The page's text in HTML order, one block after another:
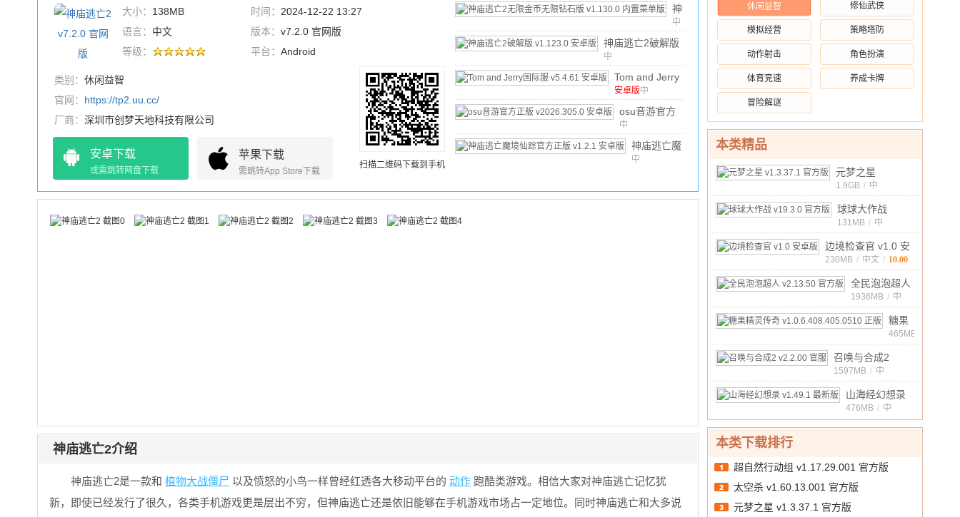
大小： 138MB 时间： 2024-12-22 13:27
语言： 中文 版本： v7.2.0 官网版
等级：
平台： Android
类别： 休闲益智
官网： https://tp2.uu.cc/
厂商： 深圳市创梦天地科技有限公司
安卓下载
或需跳转网盘下载
苹果下载
需跳转App Store下载
神
庙
逃
亡
2
无
金
无
限
版
中
文
10.00
神庙逃亡2破解版
v1.123.0 安卓版
中
文 / 114.79M / 10.00
Tom and Jerry
国际服
安卓版
安卓版中
文 / 1.56G / 10.00
osu音游官方
正版
v2026.305.0
安卓版
中
文 / 238.4M / 10.00
神庙逃亡魔
境仙踪官方
中
扫描二维码下载到手机
神庙逃亡2介绍
神庙逃亡2是一款和 植物大战僵尸 以及愤怒的小鸟一样曾经红透各大移动平台的 动作 跑酷类游戏。相信大家对神庙逃亡记忆犹
新，即使已经发行了很久，各类手机游戏更是层出不穷，但神庙逃亡还是依旧能够在手机游戏市场占一定地位。同时神庙逃亡和大多说
休闲益智 修仙武侠
模拟经营 策略塔防
动作射击 角色扮演
体育竞速 养成卡牌
冒险解谜
本类精品
元梦之星
v1.3.37.1 官方版
1.9GB / 中
文 / 10.00
球球大作战
v19.3.0 官方版
131MB / 中
文 / 10.00
边境检查官 v1.0 安
卓版
230MB / 中文 / 10.00
全民泡泡超人
v2.13.50 官方
版
1936MB / 中
文 / 10.00
糖果
精灵
465MB
中
召唤与合成2
v2.2.00 官服
1597MB / 中
文 / 10.00
山海经幻想录
v1.49.1 最新版
476MB / 中
文 / 10.00
本类下载排行
超自然行动组 v1.17.29.001 官方版
太空杀 v1.60.13.001 官方版
元梦之星 v1.3.37.1 官方版